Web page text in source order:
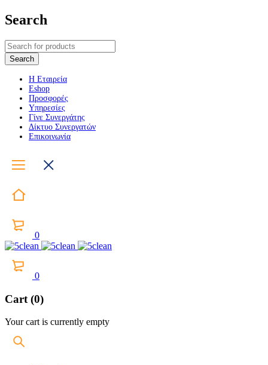
Search
Η Εταιρεία
Eshop
Προσφορές
Υπηρεσίες
Γίνε Συνεργάτης
Δίκτυο Συνεργατών
Επικοινωνία
0
0
Cart (0)
Your cart is currently empty